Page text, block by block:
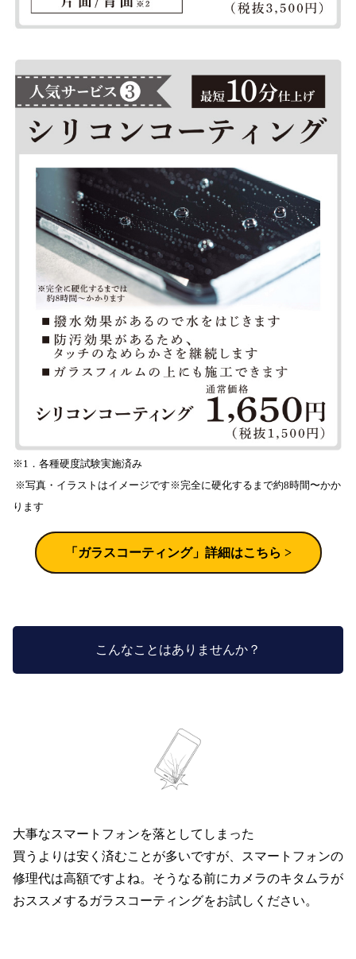
※1．各種硬度試験実施済み
ります
「ガラスコーティング」詳細はこちら >
こんなことはありませんか？
大事なスマートフォンを落としてしまった
買うよりは安く済むことが多いですが、スマートフォンの
修理代は高額ですよね。そうなる前にカメラのキタムラが
おススメするガラスコーティングをお試しください。